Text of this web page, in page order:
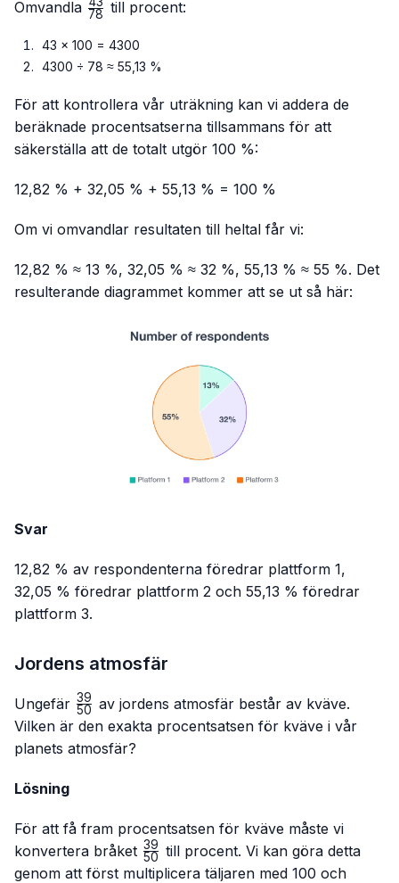
Omvandla \frac{43}
78 till procent:
43 × 100 = 4300
4300 ÷ 78 ≈ 55,13 %
För att kontrollera vår uträkning kan vi addera de
beräknade procentsatserna tillsammans för att
säkerställa att de totalt utgör 100 %:
12,82 % + 32,05 % + 55,13 % = 100 %
Om vi omvandlar resultaten till heltal får vi:
12,82 % ≈ 13 %, 32,05 % ≈ 32 %, 55,13 % ≈ 55 %. Det
resulterande diagrammet kommer att se ut så här:
Svar
12,82 % av respondenterna föredrar plattform 1,
32,05 % föredrar plattform 2 och 55,13 % föredrar
plattform 3.
Jordens atmosfär
Ungefär \frac{39}
{50}
50
39 av jordens atmosfär består av kväve.
Vilken är den exakta procentsatsen för kväve i vår
planets atmosfär?
Lösning
För att få fram procentsatsen för kväve måste vi
konvertera bråket \frac{39}
{50}
50
39 till procent. Vi kan göra detta
genom att först multiplicera täljaren med 100 och